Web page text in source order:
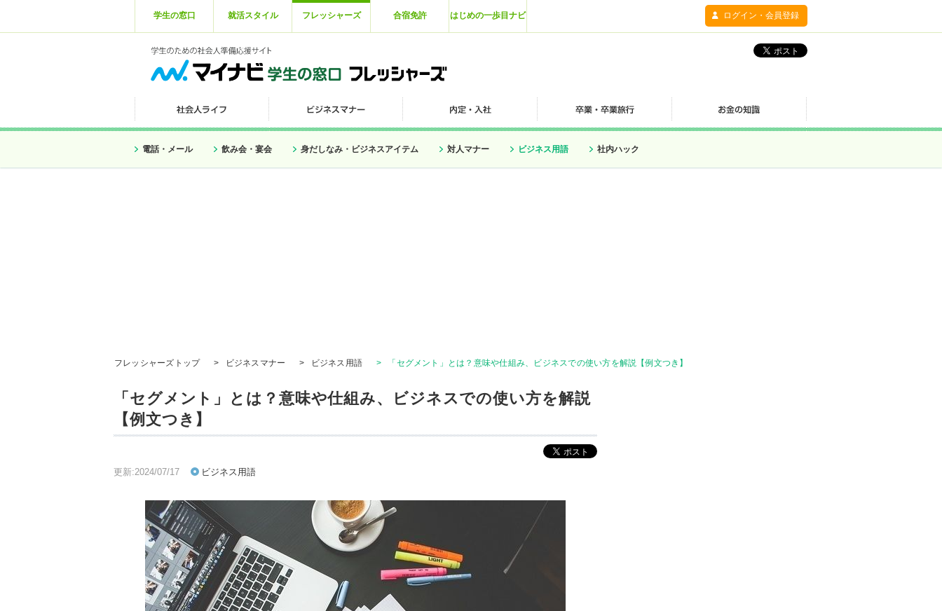
学生の窓口 就活スタイル フレッシャーズ 合宿免許 はじめの一歩目ナビ ログイン・会員登録
電話・メール 飲み会・宴会 身だしなみ・ビジネスアイテム 対人マナー ビジネス用語 社内ハック
フレッシャーズトップ > ビジネスマナー > ビジネス用語 > 「セグメント」とは？意味や仕組み、ビジネスでの使い方を解説【例文つき】
「セグメント」とは？意味や仕組み、ビジネスでの使い方を解説
【例文つき】
更新:2024/07/17 ビジネス用語